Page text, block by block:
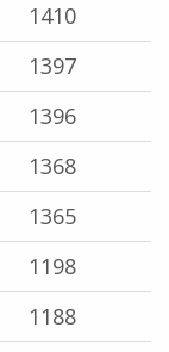
1410
1397
1396
1368
1365
1198
1188